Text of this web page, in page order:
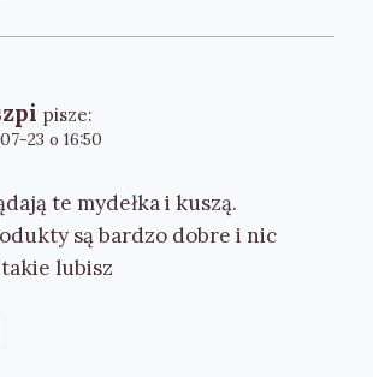
pisze:
23 o 16:50
te mydełka i kuszą.
są bardzo dobre i nic
lubisz